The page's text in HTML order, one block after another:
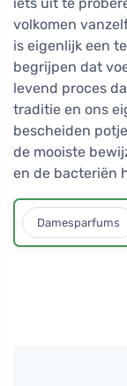
volkomen
is eigenlijk een
begrijpen dat
levend proces
traditie en ons
bescheiden
de mooiste
en de bacteriën
Damesparfums